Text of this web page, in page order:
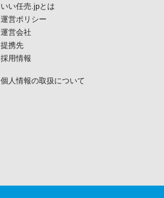
いい任売.jpとは
運営ポリシー
運営会社
提携先
採用情報
個人情報の取扱について